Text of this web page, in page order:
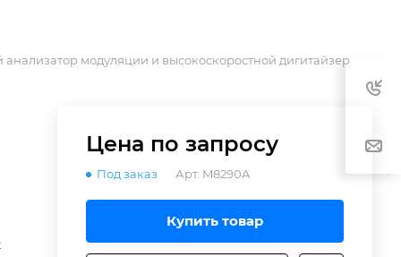
модуляции и высокоскоростной дигитайзер
Цена по запросу
Под заказ Арт. M8290A
Купить товар